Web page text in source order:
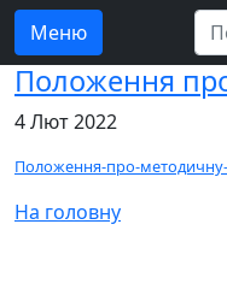
Меню
Положення
4 Лют 2022
Положення-про-
На головну